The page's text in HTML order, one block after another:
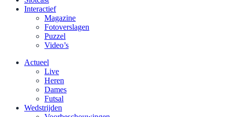
Interactief
Magazine
Fotoverslagen
Puzzel
Video’s
Actueel
Live
Heren
Dames
Futsal
Wedstrijden